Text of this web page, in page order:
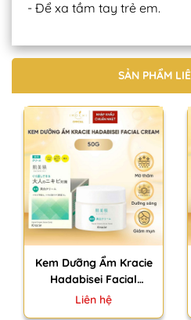
- Để xa tầm tay trẻ em.
SẢN PHẨM
Kem Dưỡng Ẩm Kracie
Hadabisei Facial
Cream Nhật Bản Mờ
Liên hệ